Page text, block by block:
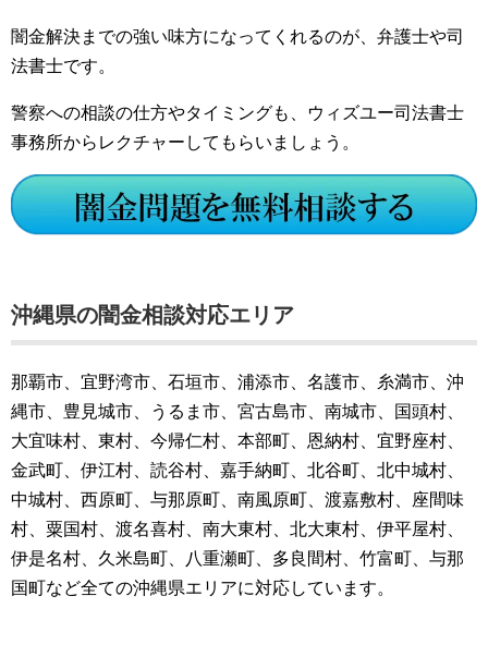
闇金解決までの強い味方になってくれるのが、弁護士や司
法書士です。
警察への相談の仕方やタイミングも、ウィズユー司法書士
事務所からレクチャーしてもらいましょう。
沖縄県の闇金相談対応エリア
那覇市、宜野湾市、石垣市、浦添市、名護市、糸満市、沖
縄市、豊見城市、うるま市、宮古島市、南城市、国頭村、
大宜味村、東村、今帰仁村、本部町、恩納村、宜野座村、
金武町、伊江村、読谷村、嘉手納町、北谷町、北中城村、
中城村、西原町、与那原町、南風原町、渡嘉敷村、座間味
村、粟国村、渡名喜村、南大東村、北大東村、伊平屋村、
伊是名村、久米島町、八重瀬町、多良間村、竹富町、与那
国町など全ての沖縄県エリアに対応しています。